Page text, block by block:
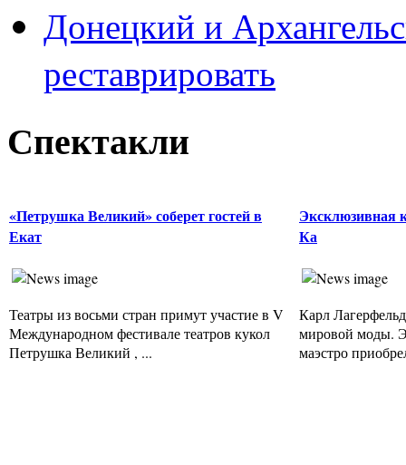
Донецкий и
реставрировать
Спектакли
«Петрушка Великий» соберет гостей в
Екат
Театры из восьми стран примут участие в V
Международном фестивале театров кукол
Петрушка Великий , ...
Эксклюзивная
Ка
Карл
мировой моды.
маэстро